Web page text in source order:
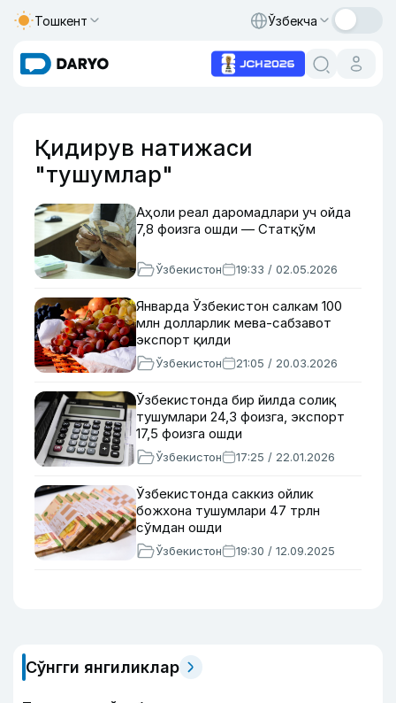
Тошкент Ўзбекча
Қидирув натижаси
"тушумлар"
Аҳоли реал даромадлари уч ойда
7,8 фоизга ошди — Статқўм
Ўзбекистон 19:33 / 02.05.2026
Январда Ўзбекистон салкам 100
млн долларлик мева-сабзавот
экспорт қилди
Ўзбекистон 21:05 / 20.03.2026
Ўзбекистонда бир йилда солиқ
тушумлари 24,3 фоизга, экспорт
17,5 фоизга ошди
Ўзбекистон 17:25 / 22.01.2026
Ўзбекистонда саккиз ойлик
божхона тушумлари 47 трлн
сўмдан ошди
Ўзбекистон 19:30 / 12.09.2025
Сўнгги янгиликлар